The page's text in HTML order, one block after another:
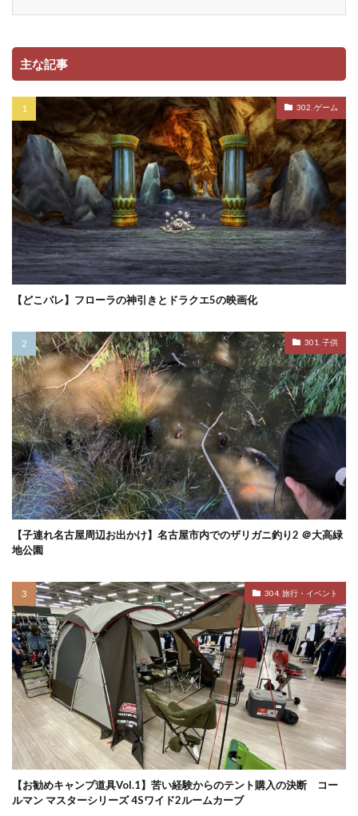
主な記事
302. ゲーム
【どこパレ】フローラの神引きとドラクエ5の映画化
301. 子供
【子連れ名古屋周辺お出かけ】名古屋市内でのザリガニ釣り2 ＠大高緑
地公園
304. 旅行・イベント
【お勧めキャンプ道具Vol.1】苦い経験からのテント購入の決断 コー
ルマン マスターシリーズ 4Sワイド2ルームカーブ